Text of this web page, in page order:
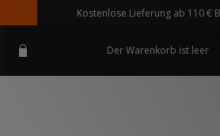
Kostenlose Lieferung ab 110 €
Der Warenkorb ist leer